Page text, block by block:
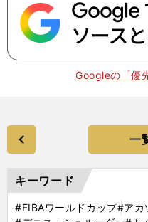
Googleの「優
一
キーワード
#FIBAワールドカップ#アカ